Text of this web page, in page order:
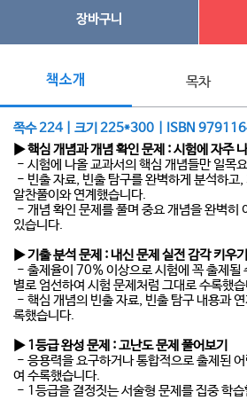
장바구니
책소개 목차
쪽수 224 | 크기 225*300 | ISBN
▶ 핵심 개념과 개념 확인 문제 : 시험에 자주
- 시험에 나올 교과서의 핵심 개념들만 일목
- 빈출 자료, 빈출 탐구를 완벽하게 분석하고,
알찬풀이와 연계했습니다.
- 개념 확인 문제를 풀며 중요 개념을 완벽히
있습니다.
▶ 기출 분석 문제 : 내신 문제 실전 감각 키우기
- 출제율이 70% 이상으로 시험에 꼭 출제될
별로 엄선하여 시험 문제처럼 그대로 수록했
- 핵심 개념의 빈출 자료, 빈출 탐구 내용과
록했습니다.
▶ 1등급 완성 문제 :고난도 문제 풀어보기
- 응용력을 요구하거나 통합적으로 출제된
여 수록했습니다.
- 1등급을 결정짓는 서술형 문제를 집중 학